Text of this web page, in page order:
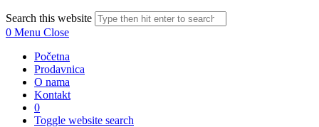
Search this website
0 Menu Close
Početna
Prodavnica
O nama
Kontakt
0
Toggle website search